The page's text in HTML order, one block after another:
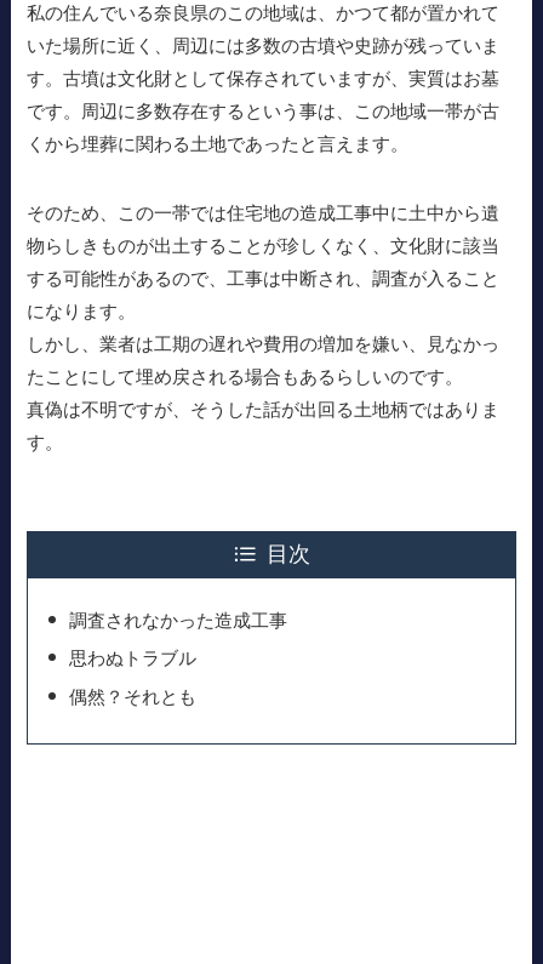
私の住んでいる奈良県のこの地域は、かつて都が置かれて
いた場所に近く、周辺には多数の古墳や史跡が残っていま
す。古墳は文化財として保存されていますが、実質はお墓
です。周辺に多数存在するという事は、この地域一帯が古
くから埋葬に関わる土地であったと言えます。
そのため、この一帯では住宅地の造成工事中に土中から遺
物らしきものが出土することが珍しくなく、文化財に該当
する可能性があるので、工事は中断され、調査が入ること
になります。
しかし、業者は工期の遅れや費用の増加を嫌い、見なかっ
たことにして埋め戻される場合もあるらしいのです。
真偽は不明ですが、そうした話が出回る土地柄ではありま
す。
目次
調査されなかった造成工事
思わぬトラブル
偶然？それとも